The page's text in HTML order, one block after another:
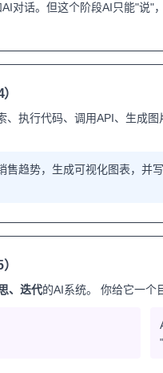
对话。但这个阶段AI只能"说
执行代码、调用API、生成
售趋势，生成可视化图表，
、迭代的AI系统。 你给它一个